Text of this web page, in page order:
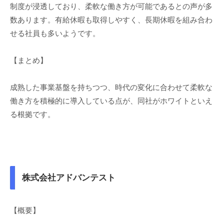
制度が浸透しており、柔軟な働き方が可能であるとの声が多
数あります。有給休暇も取得しやすく、長期休暇を組み合わ
せる社員も多いようです。
【まとめ】
成熟した事業基盤を持ちつつ、時代の変化に合わせて柔軟な
働き方を積極的に導入している点が、同社がホワイトといえ
る根拠です。
株式会社アドバンテスト
【概要】